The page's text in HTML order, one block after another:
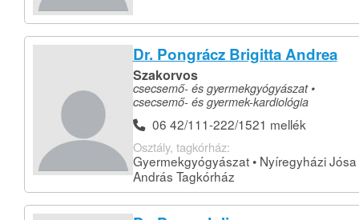
Dr. Pongrácz Brigitta Andrea
Szakorvos
csecsemő- és gyermekgyógyászat •
csecsemő- és gyermek-kardiológia
06 42/111-222/1521 mellék
Osztály, tagkórház:
Gyermekgyógyászat • Nyíregyházi Jósa
András Tagkórház